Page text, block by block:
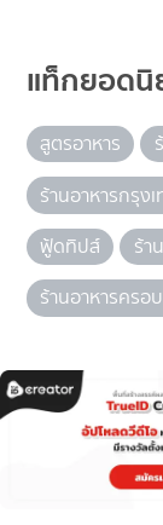
แท็กยอดนิ
สูตรอาหาร
ร้านอาหารกรุง
ฟู้ดทิปส์
ร้า
ร้านอาหารครอ